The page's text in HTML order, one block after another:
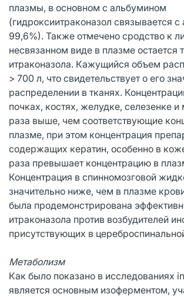
плазмы, в основном с альбумином
(гидроксиитраконазол связывается
99,6%). Также отмечено сродство к
несвязанном виде в плазме остается
итраконазола. Кажущийся объем
> 700 л, что свидетельствует о его
распределении в тканях.
почках, костях, желудке, селезенке
раза выше, чем соответствующие
плазме, при этом концентрация
содержащих кератин, особенно в
раза превышает концентрацию в
Концентрация в спинномозговой
значительно ниже, чем в плазме
была продемонстрирована
итраконазола против возбудителей
присутствующих в
Метаболизм
Как было показано в исследованиях
является основным изоферментом,